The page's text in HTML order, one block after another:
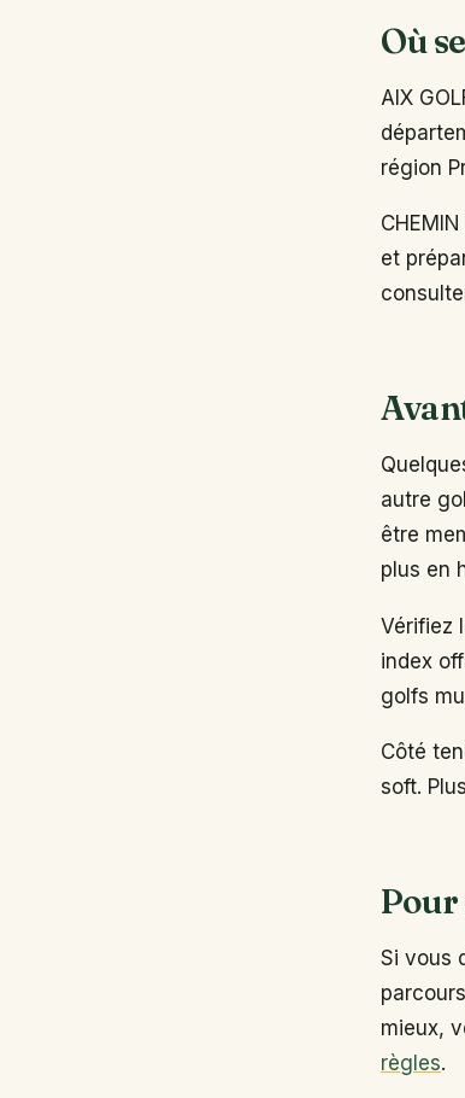
Où
AIX
région
et
autre
être
plus en
Vérifiez
index
golfs
Côté
soft.
Si vous
mieux,
règles.